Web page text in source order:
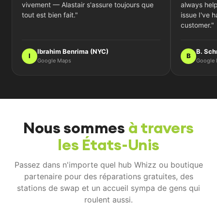
vivement — Alastair s'assure toujours que
tout est bien fait."
I
Ibrahim Benrima (NYC)
Google Maps
always
issue I've
customer."
B
B.
Google
Nous sommes à travers
les États-Unis
Passez dans n'importe quel hub Whizz ou boutique
partenaire pour des réparations gratuites, des
stations de swap et un accueil sympa de gens qui
roulent aussi.